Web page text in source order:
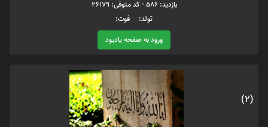
بازدید: 586 - کد متوفی: 26179
تولد: فوت:
ورود به صفحه یادبود
(2)